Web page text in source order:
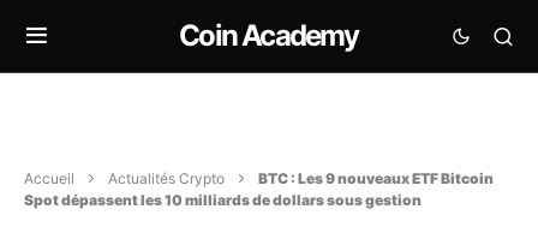
Coin Academy
Accueil Actualités Crypto
BTC : Les 9 nouveaux ETF Bitcoin
Spot dépassent les 10 milliards de dollars sous gestion